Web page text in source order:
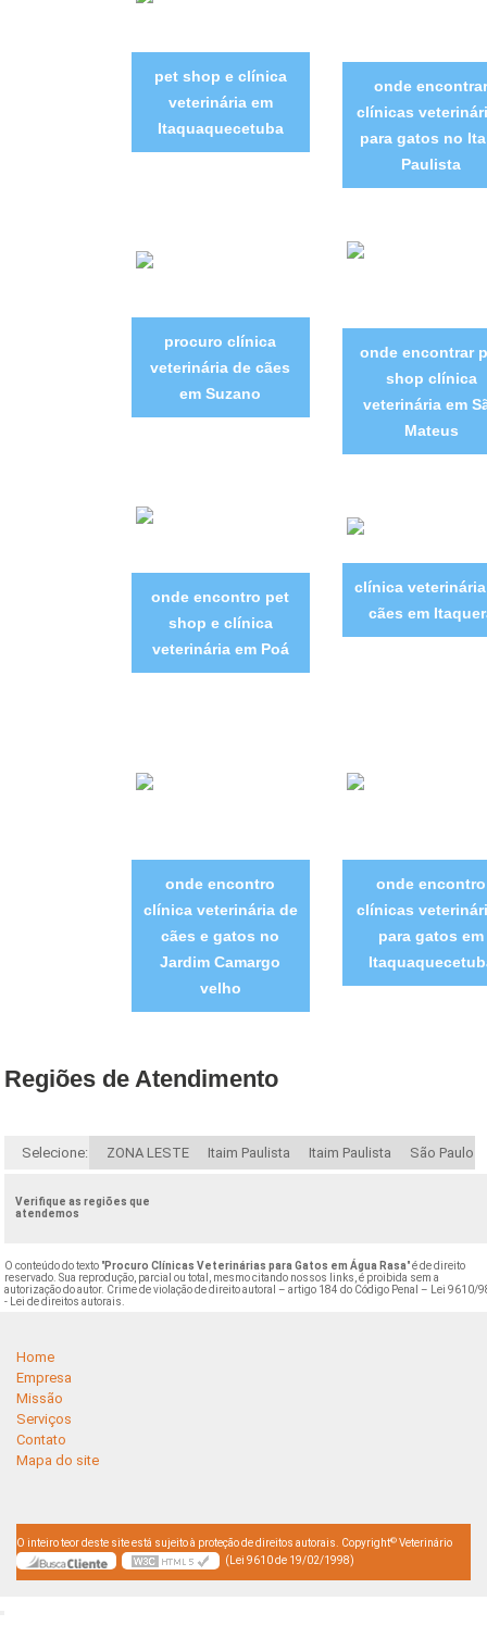
pet shop e clínica
veterinária em
Itaquaquecetuba
onde encontrar
clínicas
para gatos no
Paulista
procuro clínica
veterinária de cães
em Suzano
onde encontrar
shop clínica
veterinária em
Mateus
onde encontro pet
shop e clínica
veterinária em Poá
clínica
cães em
onde encontro
clínica veterinária de
cães e gatos no
Jardim Camargo
velho
onde encontro
clínicas
para gatos em
Regiões de Atendimento
Selecione: ZONA LESTE Itaim Paulista Itaim Paulista São Paulo
Verifique as regiões que
atendemos
O conteúdo do texto "Procuro Clínicas Veterinárias para Gatos em Água Rasa" é de direito
reservado. Sua reprodução, parcial ou total, mesmo citando nossos links, é proibida sem a
autorização do autor. Crime de violação de direito autoral – artigo 184 do Código Penal –
Lei 9610/
- Lei de direitos autorais
Home
Empresa
Missão
Serviços
Contato
Mapa do site
O inteiro teor deste site está sujeito à proteção de direitos autorais. Copyright© Veterinário
(Lei 9610 de 19/02/1998)